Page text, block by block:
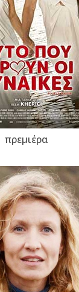
πρεμιέρα